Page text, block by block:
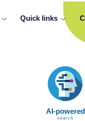
Quick links
AI-powered
search